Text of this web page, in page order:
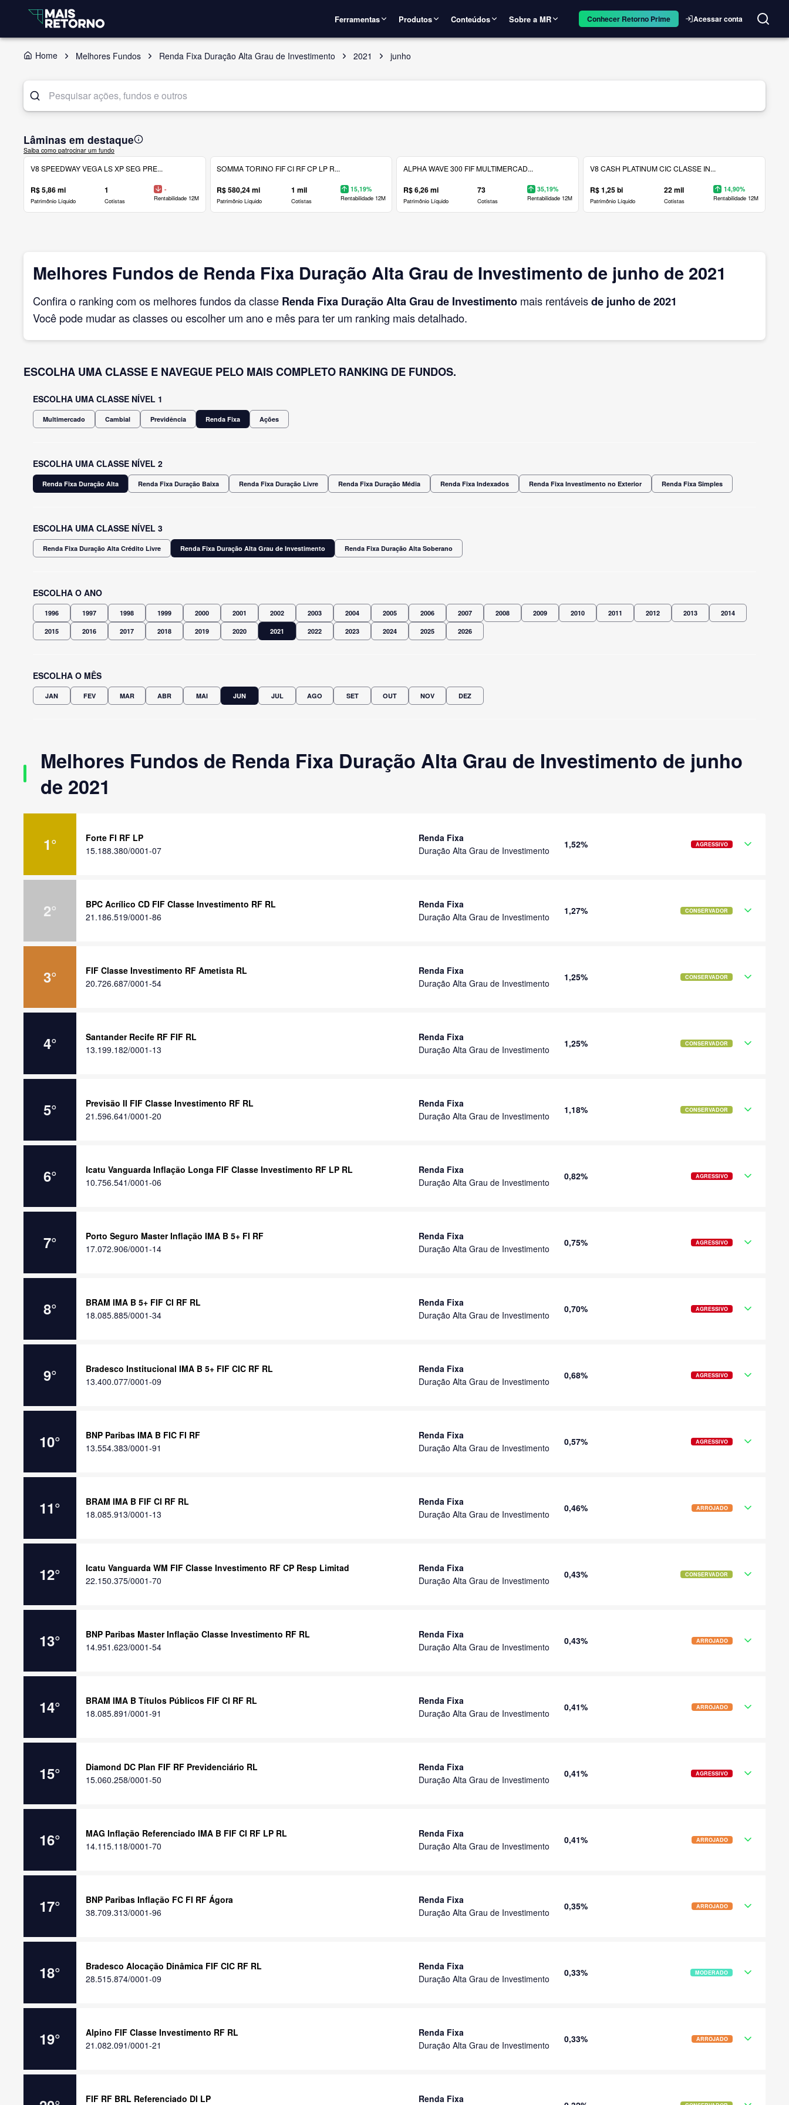
Ferramentas Produtos Conteúdos Sobre a MR Conhecer Retorno Prime Acessar conta
Home Melhores Fundos Renda Fixa Duração Alta Grau de Investimento 2021 junho
Lâminas em destaque
Saiba como patrocinar um fundo
V8 SPEEDWAY VEGA LS XP SEG PRE...
R$ 5,86 mi
Patrimônio Líquido
1
Cotistas
-
Rentabilidade 12M
SOMMA TORINO FIF CI RF CP LP R...
R$ 580,24 mi
Patrimônio Líquido
1 mil
Cotistas
15,19%
Rentabilidade 12M
ALPHA WAVE 300 FIF MULTIMERCAD...
R$ 6,26 mi
Patrimônio Líquido
73
Cotistas
35,19%
Rentabilidade 12M
V8 CASH PLATINUM CIC CLASSE IN...
R$ 1,25 bi
Patrimônio Líquido
22 mil
Cotistas
14,90%
Rentabilidade 12M
Melhores Fundos de Renda Fixa Duração Alta Grau de Investimento de junho de 2021
Confira o ranking com os melhores fundos da classe Renda Fixa Duração Alta Grau de Investimento mais rentáveisde junhode 2021
Você pode mudar as classes ou escolher um ano e mês para ter um ranking mais detalhado.
ESCOLHA UMA CLASSE E NAVEGUE PELO MAIS COMPLETO RANKING DE FUNDOS.
ESCOLHA UMA CLASSE NÍVEL 1
Multimercado Cambial Previdência Renda Fixa Ações
ESCOLHA UMA CLASSE NÍVEL 2
Renda Fixa Duração Alta Renda Fixa Duração Baixa Renda Fixa Duração Livre Renda Fixa Duração Média Renda Fixa Indexados Renda Fixa Investimento no Exterior Renda Fixa Simples
ESCOLHA UMA CLASSE NÍVEL 3
Renda Fixa Duração Alta Crédito Livre Renda Fixa Duração Alta Grau de Investimento Renda Fixa Duração Alta Soberano
ESCOLHA O ANO
1996 1997 1998 1999 2000 2001 2002 2003 2004 2005 2006 2007 2008 2009 2010 2011 2012 2013 2014
2015 2016 2017 2018 2019 2020 2021 2022 2023 2024 2025 2026
ESCOLHA O MÊS
JAN FEV MAR ABR MAI JUN JUL AGO SET OUT NOV DEZ
Melhores Fundos de Renda Fixa Duração Alta Grau de Investimento de junho
de 2021
1°
Forte FI RF LP
15.188.380/0001-07
Renda Fixa
Duração Alta Grau de Investimento
1,52% AGRESSIVO
2°
BPC Acrílico CD FIF Classe Investimento RF RL
21.186.519/0001-86
Renda Fixa
Duração Alta Grau de Investimento
1,27% CONSERVADOR
3°
FIF Classe Investimento RF Ametista RL
20.726.687/0001-54
Renda Fixa
Duração Alta Grau de Investimento
1,25% CONSERVADOR
4°
Santander Recife RF FIF RL
13.199.182/0001-13
Renda Fixa
Duração Alta Grau de Investimento
1,25% CONSERVADOR
5°
Previsão II FIF Classe Investimento RF RL
21.596.641/0001-20
Renda Fixa
Duração Alta Grau de Investimento
1,18% CONSERVADOR
6°
Icatu Vanguarda Inflação Longa FIF Classe Investimento RF LP RL
10.756.541/0001-06
Renda Fixa
Duração Alta Grau de Investimento
0,82% AGRESSIVO
7°
Porto Seguro Master Inflação IMA B 5+ FI RF
17.072.906/0001-14
Renda Fixa
Duração Alta Grau de Investimento
0,75% AGRESSIVO
8°
BRAM IMA B 5+ FIF CI RF RL
18.085.885/0001-34
Renda Fixa
Duração Alta Grau de Investimento
0,70% AGRESSIVO
9°
Bradesco Institucional IMA B 5+ FIF CIC RF RL
13.400.077/0001-09
Renda Fixa
Duração Alta Grau de Investimento
0,68% AGRESSIVO
10°
BNP Paribas IMA B FIC FI RF
13.554.383/0001-91
Renda Fixa
Duração Alta Grau de Investimento
0,57% AGRESSIVO
11°
BRAM IMA B FIF CI RF RL
18.085.913/0001-13
Renda Fixa
Duração Alta Grau de Investimento
0,46% ARROJADO
12°
Icatu Vanguarda WM FIF Classe Investimento RF CP Resp Limitad
22.150.375/0001-70
Renda Fixa
Duração Alta Grau de Investimento
0,43% CONSERVADOR
13°
BNP Paribas Master Inflação Classe Investimento RF RL
14.951.623/0001-54
Renda Fixa
Duração Alta Grau de Investimento
0,43% ARROJADO
14°
BRAM IMA B Títulos Públicos FIF CI RF RL
18.085.891/0001-91
Renda Fixa
Duração Alta Grau de Investimento
0,41% ARROJADO
15°
Diamond DC Plan FIF RF Previdenciário RL
15.060.258/0001-50
Renda Fixa
Duração Alta Grau de Investimento
0,41% AGRESSIVO
16°
MAG Inflação Referenciado IMA B FIF CI RF LP RL
14.115.118/0001-70
Renda Fixa
Duração Alta Grau de Investimento
0,41% ARROJADO
17°
BNP Paribas Inflação FC FI RF Ágora
38.709.313/0001-96
Renda Fixa
Duração Alta Grau de Investimento
0,35% ARROJADO
18°
Bradesco Alocação Dinâmica FIF CIC RF RL
28.515.874/0001-09
Renda Fixa
Duração Alta Grau de Investimento
0,33% MODERADO
19°
Alpino FIF Classe Investimento RF RL
21.082.091/0001-21
Renda Fixa
Duração Alta Grau de Investimento
0,33% ARROJADO
FIF RF BRL Referenciado DI LP Renda Fixa